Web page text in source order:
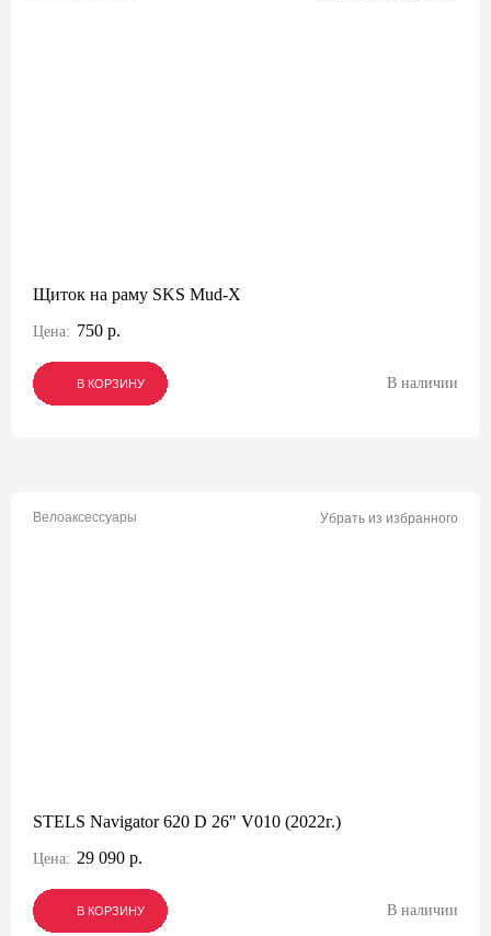
Щиток на раму SKS Mud-X
Цена: 750 р.
В КОРЗИНУ
В КОРЗИНУ
В КОРЗИНУ В наличии
Велоаксессуары Убрать из избранного
STELS Navigator 620 D 26" V010 (2022г.)
Цена: 29 090 р.
В КОРЗИНУ
В КОРЗИНУ
В КОРЗИНУ В наличии